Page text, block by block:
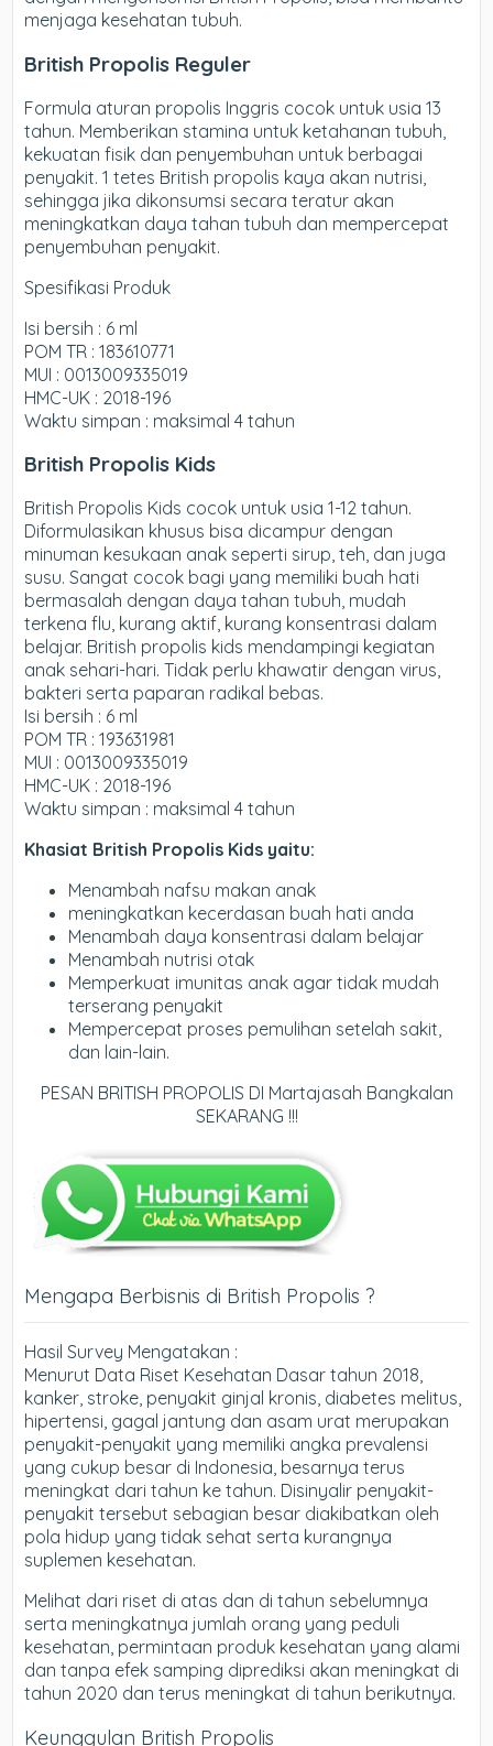
menjaga kesehatan tubuh.
British Propolis Reguler
Formula aturan propolis Inggris cocok untuk usia 13
tahun. Memberikan stamina untuk ketahanan tubuh,
kekuatan fisik dan penyembuhan untuk berbagai
penyakit. 1 tetes British propolis kaya akan nutrisi,
sehingga jika dikonsumsi secara teratur akan
meningkatkan daya tahan tubuh dan mempercepat
penyembuhan penyakit.
Spesifikasi Produk
Isi bersih : 6 ml
POM TR : 183610771
MUI : 0013009335019
HMC-UK : 2018-196
Waktu simpan : maksimal 4 tahun
British Propolis Kids
British Propolis Kids cocok untuk usia 1-12 tahun.
Diformulasikan khusus bisa dicampur dengan
minuman kesukaan anak seperti sirup, teh, dan juga
susu. Sangat cocok bagi yang memiliki buah hati
bermasalah dengan daya tahan tubuh, mudah
terkena flu, kurang aktif, kurang konsentrasi dalam
belajar. British propolis kids mendampingi kegiatan
anak sehari-hari. Tidak perlu khawatir dengan virus,
bakteri serta paparan radikal bebas.
Isi bersih : 6 ml
POM TR : 193631981
MUI : 0013009335019
HMC-UK : 2018-196
Waktu simpan : maksimal 4 tahun
Khasiat British Propolis Kids yaitu:
Menambah nafsu makan anak
meningkatkan kecerdasan buah hati anda
Menambah daya konsentrasi dalam belajar
Menambah nutrisi otak
Memperkuat imunitas anak agar tidak mudah
terserang penyakit
Mempercepat proses pemulihan setelah sakit,
dan lain-lain.
PESAN BRITISH PROPOLIS DI Martajasah Bangkalan
SEKARANG !!!
Mengapa Berbisnis di British Propolis ?
Hasil Survey Mengatakan :
Menurut Data Riset Kesehatan Dasar tahun 2018,
kanker, stroke, penyakit ginjal kronis, diabetes melitus,
hipertensi, gagal jantung dan asam urat merupakan
penyakit-penyakit yang memiliki angka prevalensi
yang cukup besar di Indonesia, besarnya terus
meningkat dari tahun ke tahun. Disinyalir penyakit-
penyakit tersebut sebagian besar diakibatkan oleh
pola hidup yang tidak sehat serta kurangnya
suplemen kesehatan.
Melihat dari riset di atas dan di tahun sebelumnya
serta meningkatnya jumlah orang yang peduli
kesehatan, permintaan produk kesehatan yang alami
dan tanpa efek samping diprediksi akan meningkat di
tahun 2020 dan terus meningkat di tahun berikutnya.
Keunggulan British Propolis